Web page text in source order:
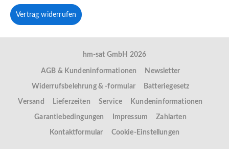
Vertrag widerrufen
hm-sat GmbH 2026
AGB & Kundeninformationen Newsletter
Widerrufsbelehrung & -formular Batteriegesetz
Versand Lieferzeiten Service Kundeninformationen
Garantiebedingungen Impressum Zahlarten
Kontaktformular Cookie-Einstellungen